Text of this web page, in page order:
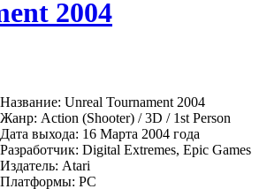
2004
Название: Unreal Tournament 2004
Жанр: Action (Shooter) / 3D / 1st Person
Дата выхода: 16 Марта 2004 года
Разработчик: Digital Extremes, Epic Games
Издатель: Atari
Платформы: PC